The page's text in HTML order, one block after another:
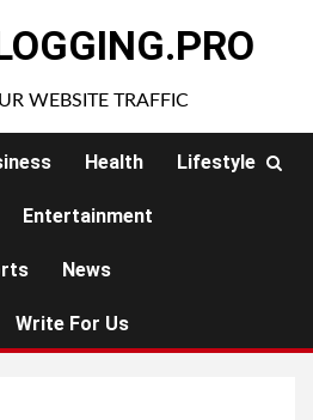
WEBSITE TRAFFIC
Health Lifestyle
Entertainment
News
Write For Us